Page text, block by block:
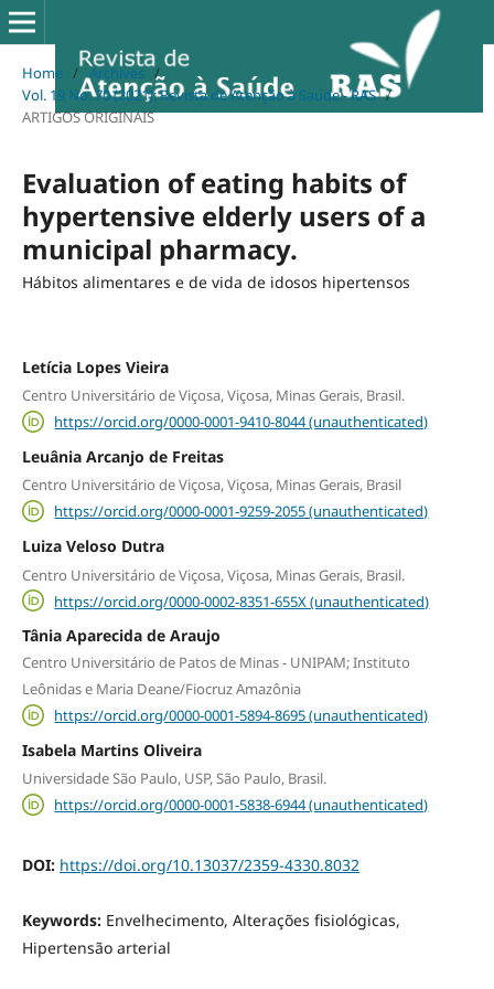
Home / Archives /
Vol. 19 No. 70 (2021): Revista de Atenção à Saúde - RAS /
ARTIGOS ORIGINAIS
Evaluation of eating habits of
hypertensive elderly users of a
municipal pharmacy.
Hábitos alimentares e de vida de idosos hipertensos
Letícia Lopes Vieira
Centro Universitário de Viçosa, Viçosa, Minas Gerais, Brasil.
https://orcid.org/0000-0001-9410-8044 (unauthenticated)
Leuânia Arcanjo de Freitas
Centro Universitário de Viçosa, Viçosa, Minas Gerais, Brasil
https://orcid.org/0000-0001-9259-2055 (unauthenticated)
Luiza Veloso Dutra
Centro Universitário de Viçosa, Viçosa, Minas Gerais, Brasil.
https://orcid.org/0000-0002-8351-655X (unauthenticated)
Tânia Aparecida de Araujo
Centro Universitário de Patos de Minas - UNIPAM; Instituto
Leônidas e Maria Deane/Fiocruz Amazônia
https://orcid.org/0000-0001-5894-8695 (unauthenticated)
Isabela Martins Oliveira
Universidade São Paulo, USP, São Paulo, Brasil.
https://orcid.org/0000-0001-5838-6944 (unauthenticated)
DOI: https://doi.org/10.13037/2359-4330.8032
Keywords: Envelhecimento, Alterações fisiológicas,
Hipertensão arterial